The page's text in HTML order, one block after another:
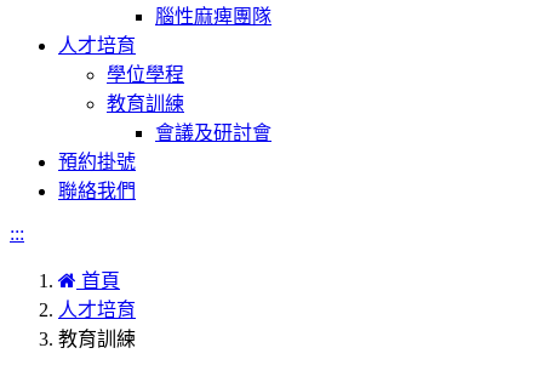
腦性麻痺團隊
人才培育
學位學程
教育訓練
會議及研討會
預約掛號
聯絡我們
:::
首頁
人才培育
教育訓練